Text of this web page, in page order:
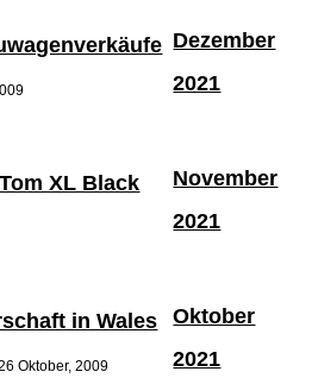
XL Black
in Wales
Oktober, 2009
Dezember
2021
November
2021
Oktober
2021